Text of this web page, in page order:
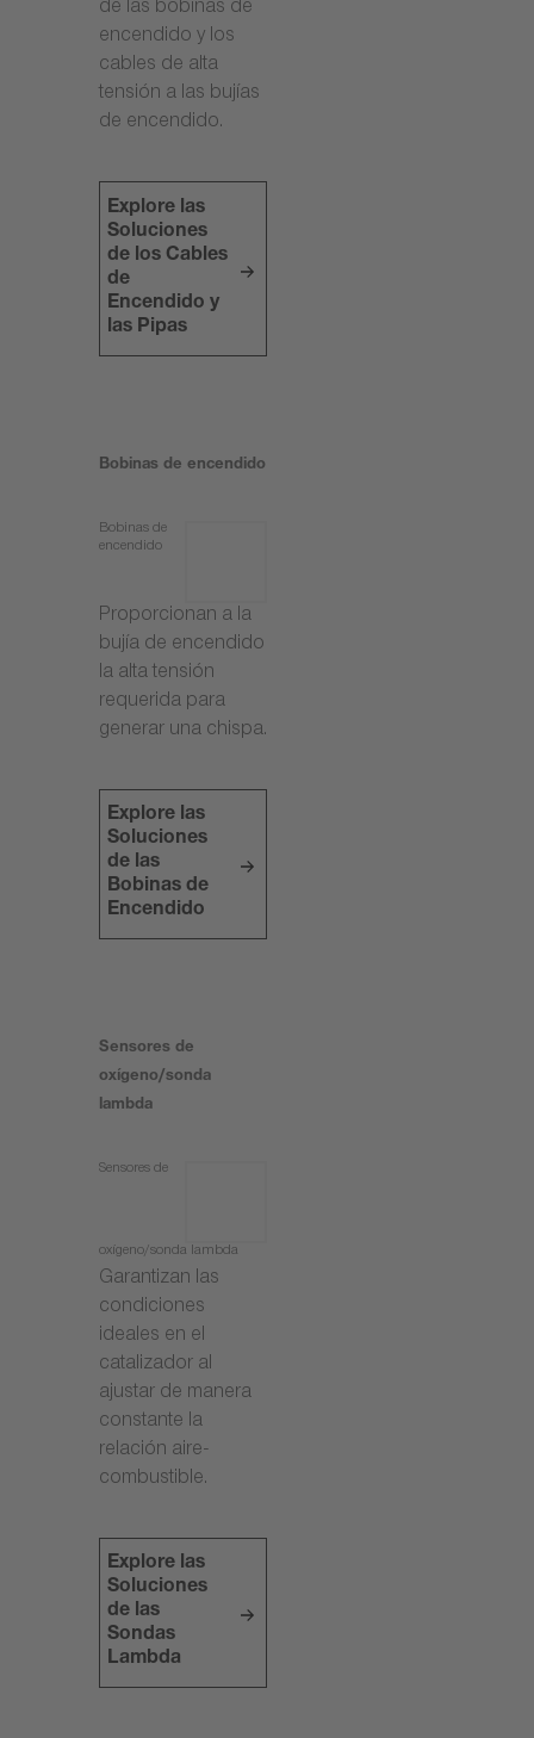
de las bobinas de
encendido y los
cables de alta
tensión a las bujías
de encendido.
Explore las
Soluciones
de los Cables
de
Encendido y
las Pipas
Bobinas de encendido
Bobinas de
encendido
Proporcionan a la
bujía de encendido
la alta tensión
requerida para
generar una chispa.
Explore las
Soluciones
de las
Bobinas de
Encendido
Sensores de
oxígeno/sonda
lambda
Sensores de
oxígeno/sonda lambda
Garantizan las
condiciones
ideales en el
catalizador al
ajustar de manera
constante la
relación aire-
combustible.
Explore las
Soluciones
de las
Sondas
Lambda